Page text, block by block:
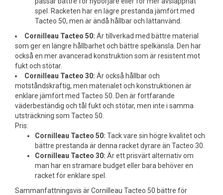
spel. Racketen har en lägre prestanda jämfört med
Tacteo 50, men är ändå hållbar och lättanvänd.
Cornilleau Tacteo 50: Är tillverkad med bättre material
som ger en längre hållbarhet och bättre spelkänsla. Den har
också en mer avancerad konstruktion som är resistent mot
fukt och stötar.
Cornilleau Tacteo 30: Är också hållbar och
motståndskraftig, men materialet och konstruktionen är
enklare jämfört med Tacteo 50. Den är fortfarande
väderbeständig och tål fukt och stötar, men inte i samma
utsträckning som Tacteo 50.
Pris:
Cornilleau Tacteo 50: Tack vare sin högre kvalitet och
bättre prestanda är denna racket dyrare än Tacteo 30.
Cornilleau Tacteo 30: Är ett prisvärt alternativ om
man har en stramare budget eller bara behöver en
racket för enklare spel.
Sammanfattningsvis är Cornilleau Tacteo 50 bättre för